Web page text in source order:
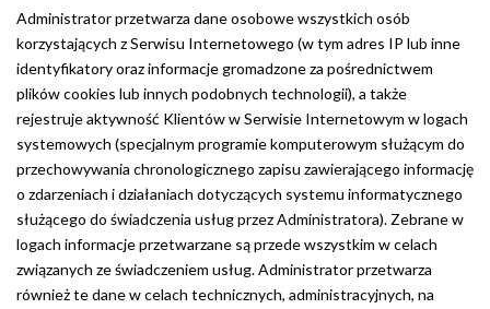
Administrator przetwarza dane osobowe wszystkich osób
korzystających z Serwisu Internetowego (w tym adres IP lub inne
identyfikatory oraz informacje gromadzone za pośrednictwem
plików cookies lub innych podobnych technologii), a także
rejestruje aktywność Klientów w Serwisie Internetowym w logach
systemowych (specjalnym programie komputerowym służącym do
przechowywania chronologicznego zapisu zawierającego informację
o zdarzeniach i działaniach dotyczących systemu informatycznego
służącego do świadczenia usług przez Administratora). Zebrane w
logach informacje przetwarzane są przede wszystkim w celach
związanych ze świadczeniem usług. Administrator przetwarza
również te dane w celach technicznych, administracyjnych, na